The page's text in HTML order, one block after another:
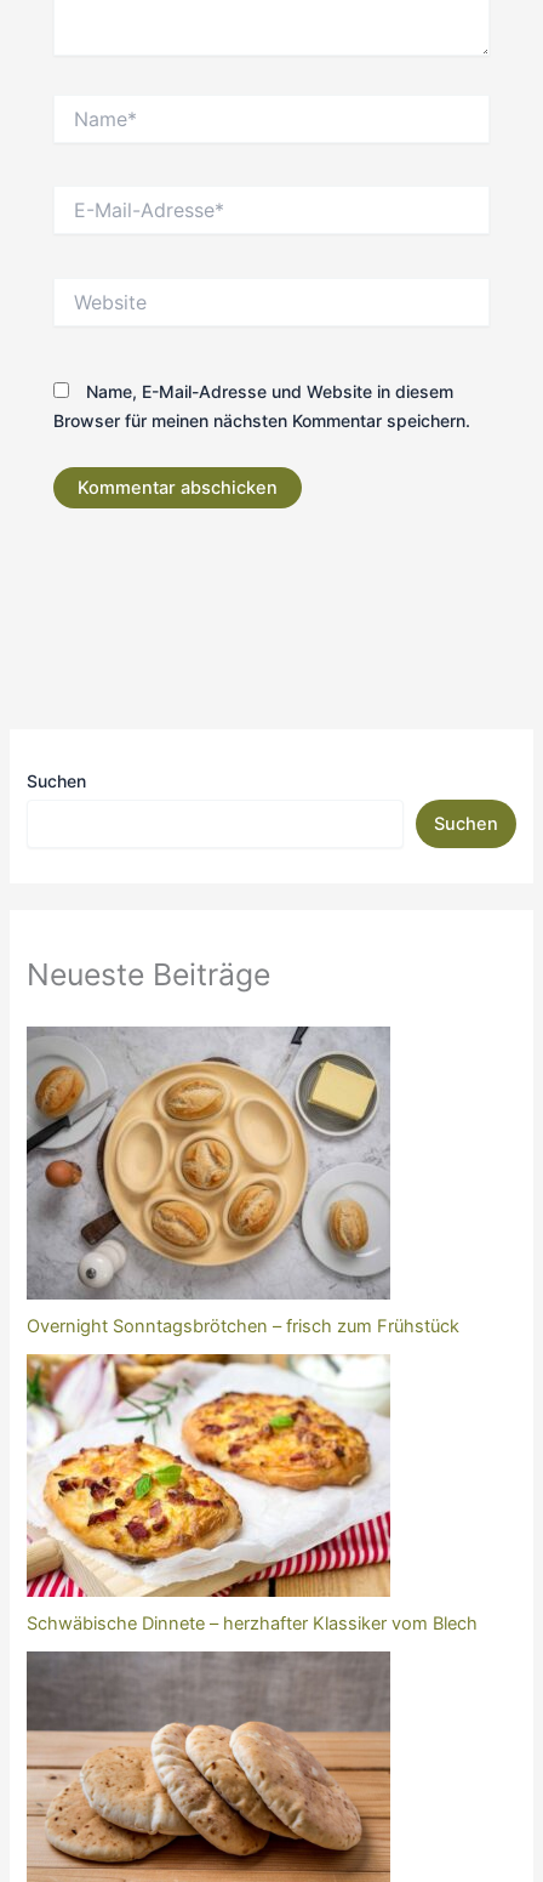
Mail-
Name, E-Mail-Adresse und Website in diesem
Browser für meinen nächsten Kommentar speichern.
Suchen
Suchen
Neueste Beiträge
Overnight Sonntagsbrötchen – frisch zum Frühstück
Schwäbische Dinnete – herzhafter Klassiker vom Blech